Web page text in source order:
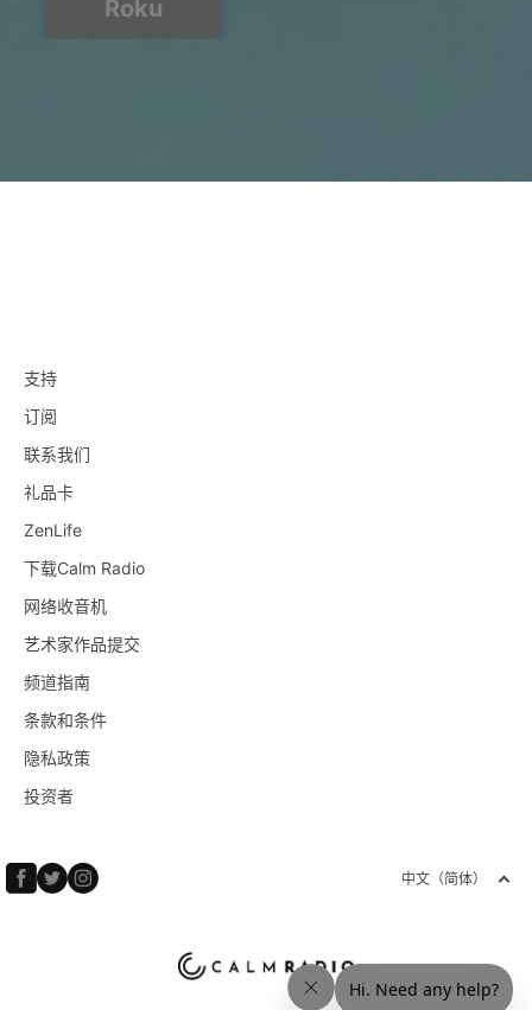
Roku
支持
订阅
联系我们
礼品卡
ZenLife
下载Calm Radio
网络收音机
艺术家作品提交
频道指南
条款和条件
隐私政策
投资者
中文（简体）